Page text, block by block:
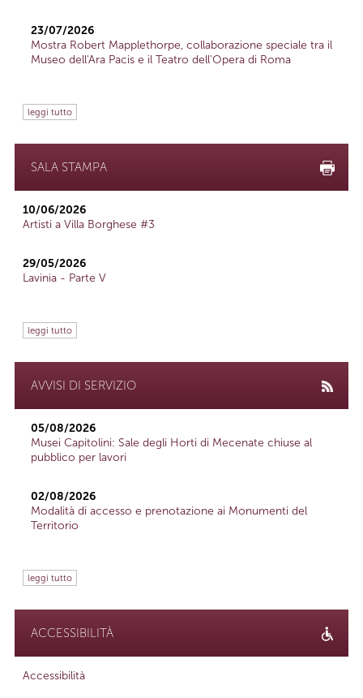
23/07/2026
Mostra Robert Mapplethorpe, collaborazione speciale tra il
Museo dell'Ara Pacis e il Teatro dell'Opera di Roma
leggi tutto
SALA STAMPA
10/06/2026
Artisti a Villa Borghese #3
29/05/2026
Lavinia - Parte V
leggi tutto
AVVISI DI SERVIZIO
05/08/2026
Musei Capitolini: Sale degli Horti di Mecenate chiuse al
pubblico per lavori
02/08/2026
Modalità di accesso e prenotazione ai Monumenti del
Territorio
leggi tutto
ACCESSIBILITÀ
Accessibilità